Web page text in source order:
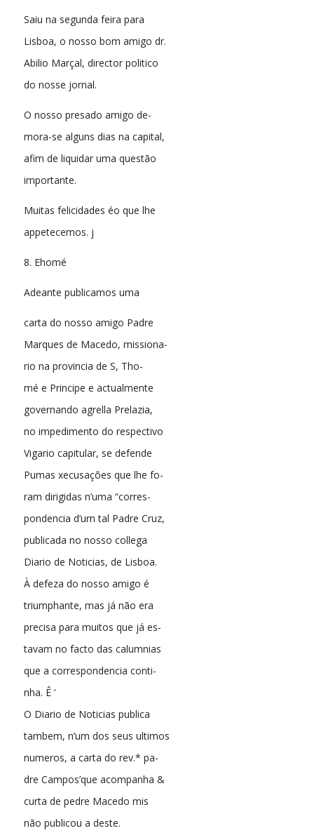
Saiu na segunda feira para
Lisboa, o nosso bom amigo dr.
Abilio Marçal, director politico
do nosse jornal.
O nosso presado amigo de-
mora-se alguns dias na capital,
afim de liquidar uma questão
importante.
Muitas felicidades éo que lhe
appetecemos. j
8. Ehomé
Adeante publicamos uma
carta do nosso amigo Padre
Marques de Macedo, missiona-
rio na provincia de S, Tho-
mé e Principe e actualmente
governando agrella Prelazia,
no impedimento do respectivo
Vigario capitular, se defende
Pumas xecusações que lhe fo-
ram dirigidas n’uma “corres-
pondencia d’um tal Padre Cruz,
publicada no nosso collega
Diario de Noticias, de Lisboa.
À defeza do nosso amigo é
triumphante, mas já não era
precisa para muitos que já es-
tavam no facto das calumnias
que a correspondencia conti-
nha. Ê ‘
O Diario de Noticias publica
tambem, n’um dos seus ultimos
numeros, a carta do rev.* pa-
dre Campos’que acompanha &
curta de pedre Macedo mis
não publicou a deste.